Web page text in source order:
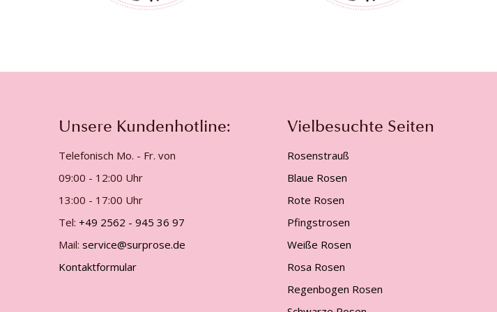
Unsere Kundenhotline:
Telefonisch Mo. - Fr. von
09:00 - 12:00 Uhr
13:00 - 17:00 Uhr
Tel: +49 2562 - 945 36 97
Mail: service@surprose.de
Kontaktformular
Vielbesuchte Seiten
Rosenstrauß
Blaue Rosen
Rote Rosen
Pfingstrosen
Weiße Rosen
Rosa Rosen
Regenbogen Rosen